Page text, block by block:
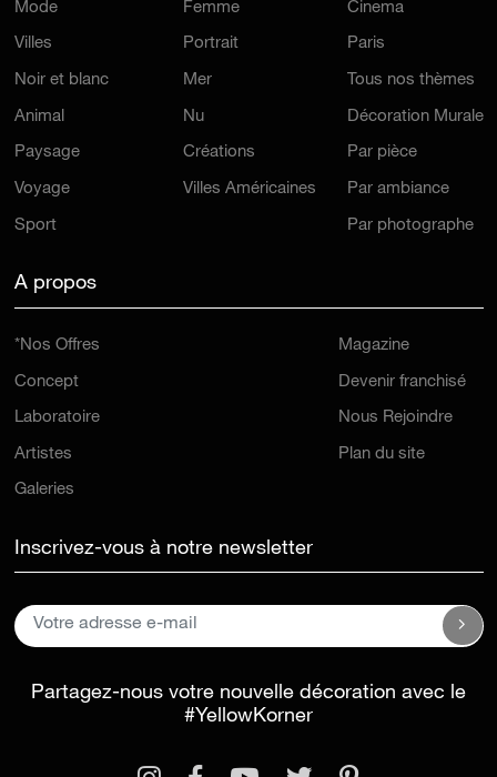
Mode
Villes
Noir et blanc
Animal
Paysage
Voyage
Sport
Femme
Portrait
Mer
Nu
Créations
Villes Américaines
Cinema
Paris
Tous nos thèmes
Décoration Murale
Par pièce
Par ambiance
Par photographe
A propos
*Nos Offres
Concept
Laboratoire
Artistes
Galeries
Magazine
Devenir franchisé
Nous Rejoindre
Plan du site
Inscrivez-vous à notre newsletter
Partagez-nous votre nouvelle décoration avec le
#YellowKorner